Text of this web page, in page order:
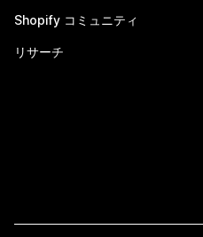
Shopify コミュニティ
リサーチ